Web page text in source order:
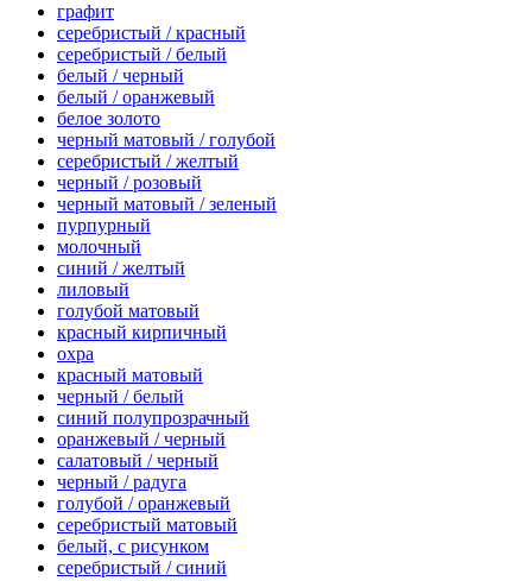
графит
серебристый / красный
серебристый / белый
белый / черный
белый / оранжевый
белое золото
черный матовый / голубой
серебристый / желтый
черный / розовый
черный матовый / зеленый
пурпурный
молочный
синий / желтый
лиловый
голубой матовый
красный кирпичный
охра
красный матовый
черный / белый
синий полупрозрачный
оранжевый / черный
салатовый / черный
черный / радуга
голубой / оранжевый
серебристый матовый
белый, с рисунком
серебристый / синий